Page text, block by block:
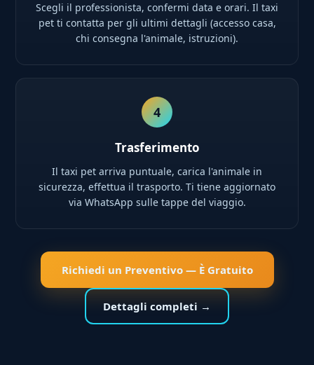
Scegli il professionista, confermi data e orari. Il taxi
pet ti contatta per gli ultimi dettagli (accesso casa,
chi consegna l'animale, istruzioni).
4
Trasferimento
Il taxi pet arriva puntuale, carica l'animale in
sicurezza, effettua il trasporto. Ti tiene aggiornato
via WhatsApp sulle tappe del viaggio.
Richiedi un Preventivo — È Gratuito
Dettagli completi →